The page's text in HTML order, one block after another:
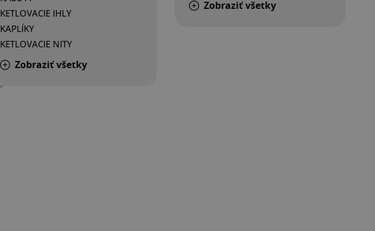
KETLOVACIE IHLY
KAPLÍKY
KETLOVACIE NITY
Zobraziť všetky
Zobraziť všetky